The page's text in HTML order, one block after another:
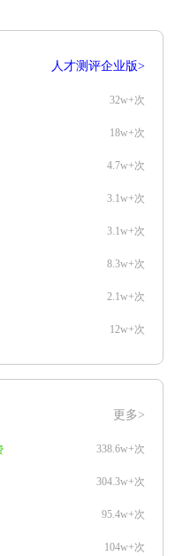
人才测评企业版>
32w+次
18w+次
4.7w+次
3.1w+次
3.1w+次
8.3w+次
2.1w+次
12w+次
更多>
338.6w+次
304.3w+次
95.4w+次
104w+次